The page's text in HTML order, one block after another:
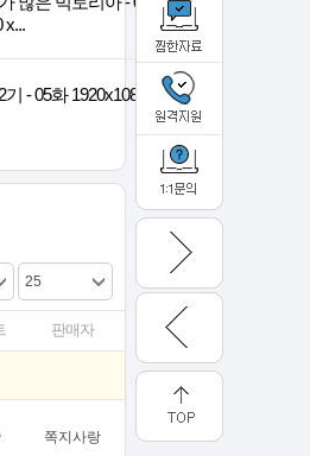
x...
- 05화 1920x1080 x26
판매자
쪽지사랑